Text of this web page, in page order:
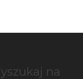
na